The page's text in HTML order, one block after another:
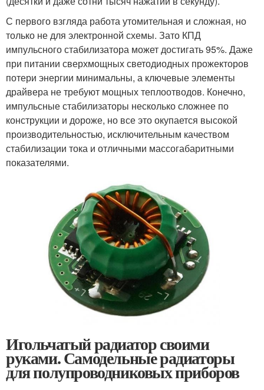
С первого взгляда работа утомительная и сложная, но
только не для электронной схемы. Зато КПД
импульсного стабилизатора может достигать 95%. Даже
при питании сверхмощных светодиодных прожекторов
потери энергии минимальны, а ключевые элементы
драйвера не требуют мощных теплоотводов. Конечно,
импульсные стабилизаторы несколько сложнее по
конструкции и дороже, но все это окупается высокой
производительностью, исключительным качеством
стабилизации тока и отличными массогабаритными
показателями.
Игольчатый радиатор своими
руками. Самодельные радиаторы
для полупроводниковых приборов